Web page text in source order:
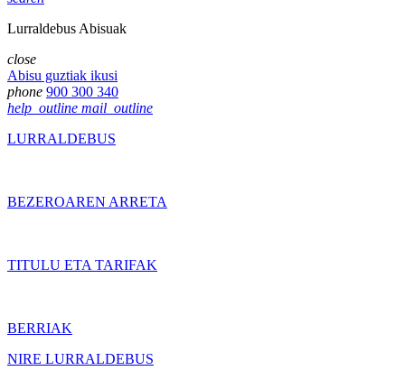
Lurraldebus Abisuak
close
Abisu guztiak ikusi
phone 900 300 340
help_outline mail_outline
LURRALDEBUS
BEZEROAREN ARRETA
TITULU ETA TARIFAK
BERRIAK
NIRE LURRALDEBUS